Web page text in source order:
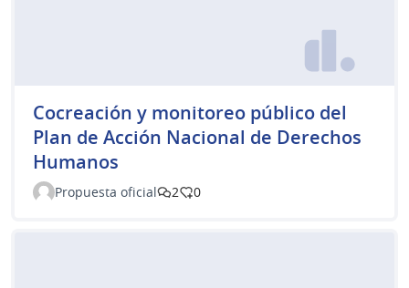
Cocreación y monitoreo público del
Plan de Acción Nacional de Derechos
Humanos
Propuesta oficial 2 0